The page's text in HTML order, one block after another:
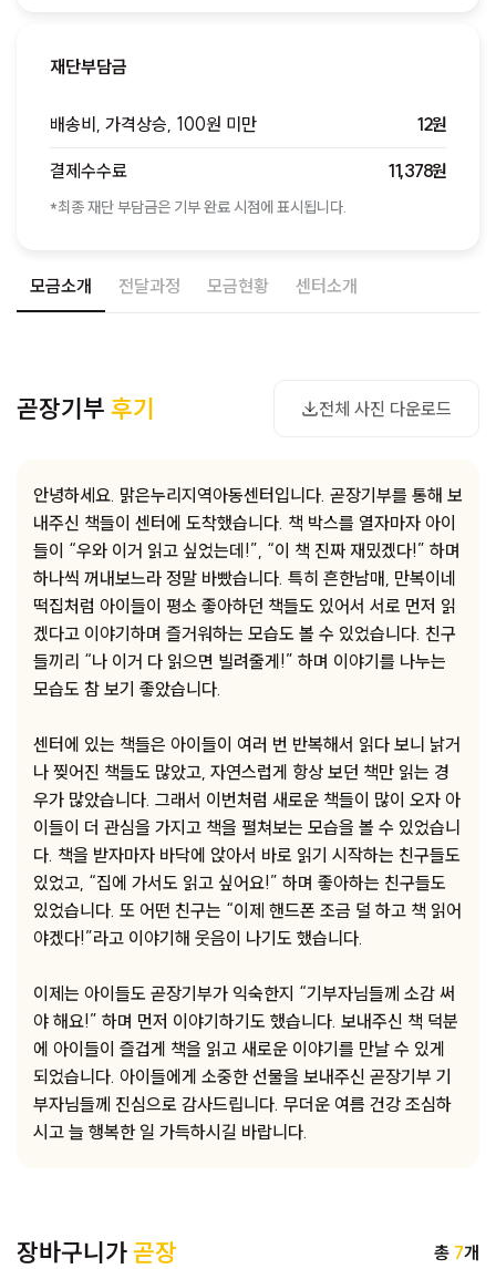
모금소개 전달과정 모금현황 센터소개
곧장기부 후기 전체 사진 다운로드
사진 다운로드
안녕하세요. 맑은누리지역아동센터입니다. 곧장기부를 통해 보
내주신 책들이 센터에 도착했습니다. 책 박스를 열자마자 아이
들이 “우와 이거 읽고 싶었는데!”, “이 책 진짜 재밌겠다!” 하며
하나씩 꺼내보느라 정말 바빴습니다. 특히 흔한남매, 만복이네
떡집처럼 아이들이 평소 좋아하던 책들도 있어서 서로 먼저 읽
겠다고 이야기하며 즐거워하는 모습도 볼 수 있었습니다. 친구
들끼리 “나 이거 다 읽으면 빌려줄게!” 하며 이야기를 나누는
모습도 참 보기 좋았습니다.
센터에 있는 책들은 아이들이 여러 번 반복해서 읽다 보니 낡거
나 찢어진 책들도 많았고, 자연스럽게 항상 보던 책만 읽는 경
우가 많았습니다. 그래서 이번처럼 새로운 책들이 많이 오자 아
이들이 더 관심을 가지고 책을 펼쳐보는 모습을 볼 수 있었습니
다. 책을 받자마자 바닥에 앉아서 바로 읽기 시작하는 친구들도
있었고, “집에 가서도 읽고 싶어요!” 하며 좋아하는 친구들도
있었습니다. 또 어떤 친구는 “이제 핸드폰 조금 덜 하고 책 읽어
야겠다!”라고 이야기해 웃음이 나기도 했습니다.
이제는 아이들도 곧장기부가 익숙한지 “기부자님들께 소감 써
야 해요!” 하며 먼저 이야기하기도 했습니다. 보내주신 책 덕분
에 아이들이 즐겁게 책을 읽고 새로운 이야기를 만날 수 있게
되었습니다. 아이들에게 소중한 선물을 보내주신 곧장기부 기
부자님들께 진심으로 감사드립니다. 무더운 여름 건강 조심하
시고 늘 행복한 일 가득하시길 바랍니다.
장바구니가곧장 총 7개
재단부담금
배송비, 가격상승, 100원 미만 12원
결제수수료 11,378원
*최종 재단 부담금은 기부 완료 시점에 표시됩니다.